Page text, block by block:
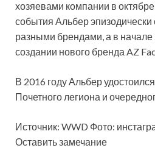
хозяевами компании в
события Альбер эпизодически
разными брендами, а в начале
создании нового бренда AZ
В 2016 году Альбер
Почетного легиона и
Источник: WWD Фото:
Оставить замечание